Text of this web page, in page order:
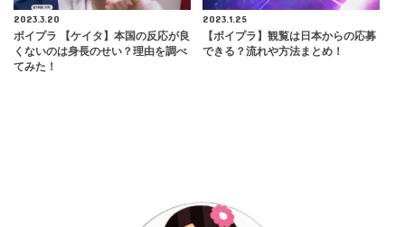
2023.3.20
ボイプラ 【ケイタ】本国の反応が良
くないのは身長のせい？理由を調べ
てみた！
2023.1.25
【ボイプラ】観覧は日本からの応募
できる？流れや方法まとめ！